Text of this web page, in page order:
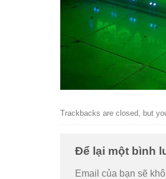
Trackbacks are closed, but
Để lại một bình
Email của bạn sẽ